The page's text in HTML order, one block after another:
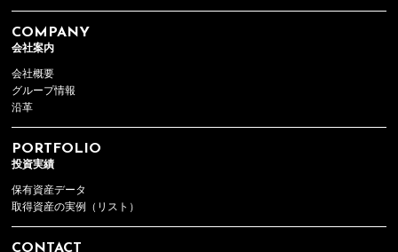
COMPANY
会社案内
会社概要
グループ情報
沿革
PORTFOLIO
投資実績
保有資産データ
取得資産の実例（リスト）
CONTACT